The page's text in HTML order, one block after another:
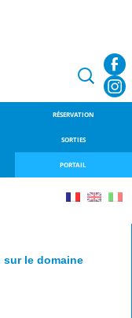
Beaulieu-
DU PORT DE
MER
RÉSERVATION
SORTIES
PORTAIL
sur le domaine